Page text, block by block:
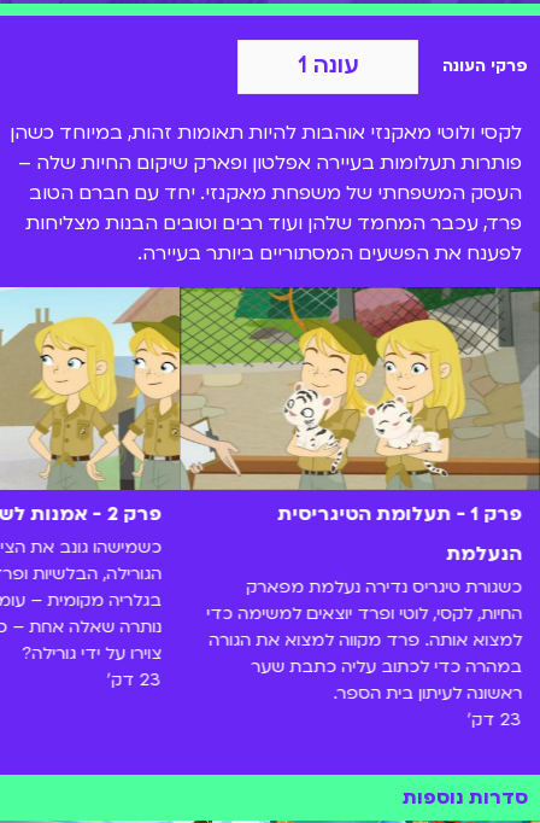
פרקי העונה עונה 1
לקסי ולוטי מאקנזי אוהבות להיות תאומות זהות, במיוחד כשהן
פותרות תעלומות בעיירה אפלטון ופארק שיקום החיות שלה –
העסק המשפחתי של משפחת מאקנזי. יחד עם חברם הטוב
פרד, עכבר המחמד שלהן ועוד רבים וטובים הבנות מצליחות
לפענח את הפשעים המסתוריים ביותר בעיירה.
פרק 1 - תעלומת הטיגריסית
הנעלמת
כשגורת טיגריס נדירה נעלמת מפארק
החיות, לקסי, לוטי ופרד יוצאים למשימה כדי
למצוא אותה. פרד מקווה למצוא את הגורה
במהרה כדי לכתוב עליה כתבת שער
ראשונה לעיתון בית הספר.
23 דק'
פרק 2 - אמנות לשם אמנות
כשמישהו גונב את
הגורילה, הבלשיות
בגלריה מקומית –
נותרה שאלה אחת –
צוירו על ידי גורילה?
23 דק'
סדרות נוספות